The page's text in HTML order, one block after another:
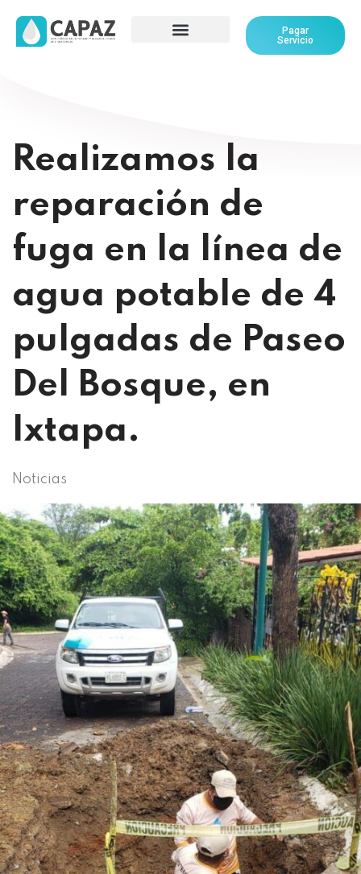
Pagar
Servicio
Realizamos la
reparación de
fuga en la línea de
agua potable de 4
pulgadas de Paseo
Del Bosque, en
Ixtapa.
Noticias